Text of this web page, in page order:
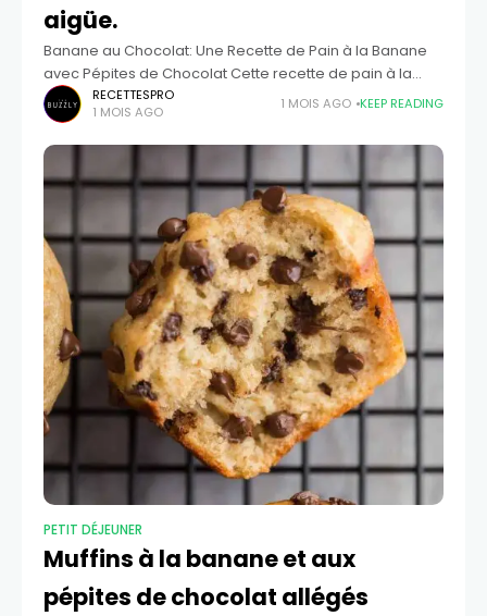
aigüe.
Banane au Chocolat: Une Recette de Pain à la Banane
avec Pépites de Chocolat Cette recette de pain à la
banane avec pépites de chocolat deviendra votre
nouvelle favorite !
RECETTESPRO
1 MOIS AGO
1 MOIS AGO KEEP READING
PETIT DÉJEUNER
Muffins à la banane et aux
pépites de chocolat allégés